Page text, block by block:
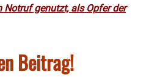
genutzt, als Opfer der
Beitrag!